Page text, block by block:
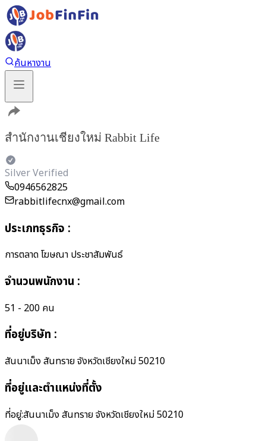
ค้นหางาน
สำนักงานเชียงใหม่ Rabbit Life
Silver Verified
0946562825
rabbitlifecnx@gmail.com
ประเภทธุรกิจ :
การตลาด โฆษณา ประชาสัมพันธ์
จำนวนพนักงาน :
51 - 200 คน
ที่อยู่บริษัท :
สันนาเม็ง สันทราย จังหวัดเชียงใหม่ 50210
ที่อยู่และตำแหน่งที่ตั้ง
ที่อยู่:สันนาเม็ง สันทราย จังหวัดเชียงใหม่ 50210